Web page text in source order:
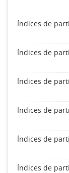
Índices de
Índices de
Índices de
Índices de
Índices de
Índices de